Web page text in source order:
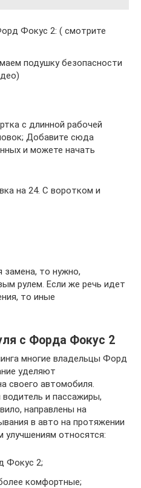
Фокус 2: ( смотрите
подушку безопасности
с длинной рабочей
Добавите сюда
и можете начать
на 24. С воротком и
замена, то нужно,
рулем. Если же речь идет
то иные
с Форда Фокус 2
многие владельцы Форд
уделяют
своего автомобиля.
и пассажиры,
направлены на
в авто на протяжении
относятся:
Фокус 2;
комфортные;